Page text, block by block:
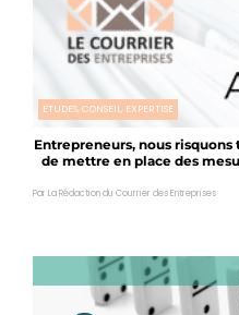
ETUDES, CONSEIL, EXPERTISE
Entrepreneurs, nous risquons
de mettre en place des
Par La Rédaction du Courrier des Entreprises